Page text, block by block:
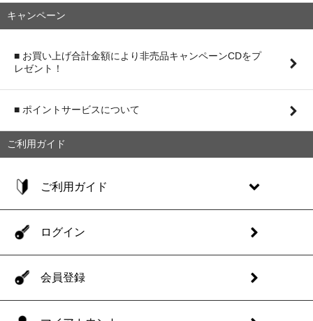
キャンペーン
■ お買い上げ合計金額により非売品キャンペーンCDをプ
レゼント！
■ ポイントサービスについて
ご利用ガイド
ご利用ガイド
ログイン
会員登録